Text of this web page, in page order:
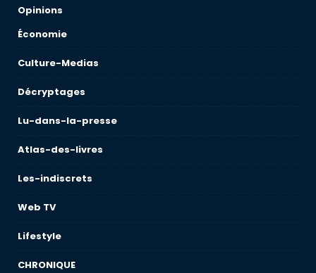
Opinions
Économie
Culture-Medias
Décryptages
Lu-dans-la-presse
Atlas-des-livres
Les-indiscrets
Web TV
Lifestyle
CHRONIQUE